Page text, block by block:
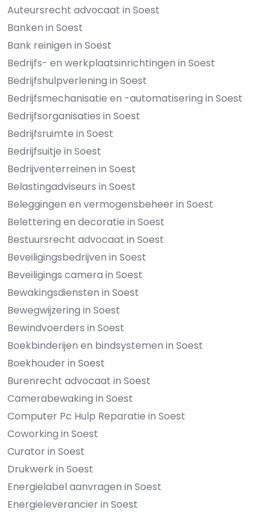
Auteursrecht advocaat in Soest
Banken in Soest
Bank reinigen in Soest
Bedrijfs- en werkplaatsinrichtingen in Soest
Bedrijfshulpverlening in Soest
Bedrijfsmechanisatie en -automatisering in Soest
Bedrijfsorganisaties in Soest
Bedrijfsruimte in Soest
Bedrijfsuitje in Soest
Bedrijventerreinen in Soest
Belastingadviseurs in Soest
Beleggingen en vermogensbeheer in Soest
Belettering en decoratie in Soest
Bestuursrecht advocaat in Soest
Beveiligingsbedrijven in Soest
Beveiligings camera in Soest
Bewakingsdiensten in Soest
Bewegwijzering in Soest
Bewindvoerders in Soest
Boekbinderijen en bindsystemen in Soest
Boekhouder in Soest
Burenrecht advocaat in Soest
Camerabewaking in Soest
Computer Pc Hulp Reparatie in Soest
Coworking in Soest
Curator in Soest
Drukwerk in Soest
Energielabel aanvragen in Soest
Energieleverancier in Soest